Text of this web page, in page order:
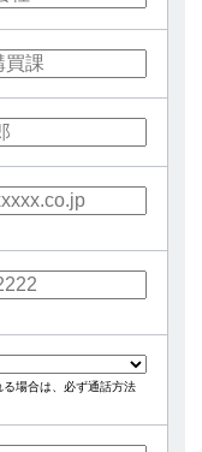
場合は、必ず通話方法